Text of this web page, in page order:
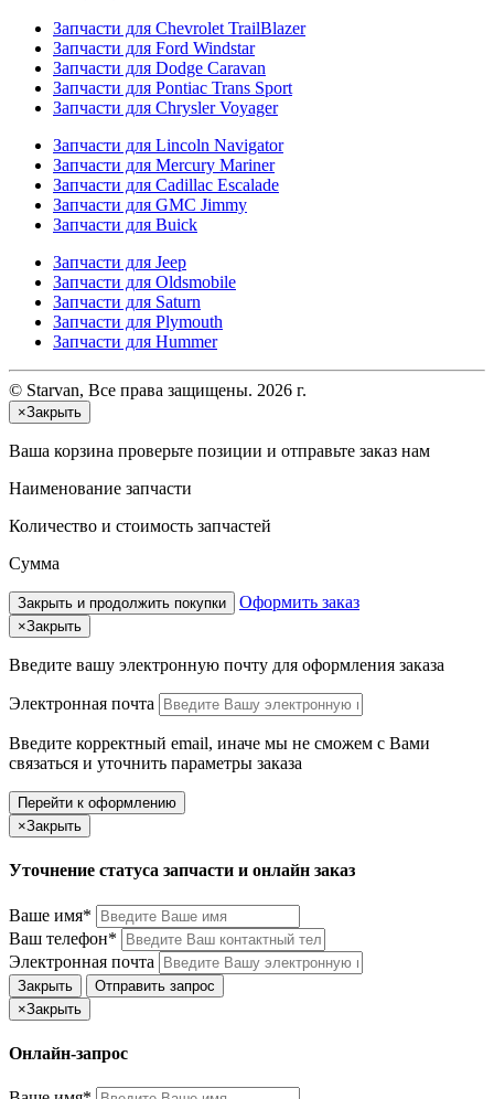
Запчасти для Chevrolet TrailBlazer
Запчасти для Ford Windstar
Запчасти для Dodge Caravan
Запчасти для Pontiac Trans Sport
Запчасти для Chrysler Voyager
Запчасти для Lincoln Navigator
Запчасти для Mercury Mariner
Запчасти для Cadillac Escalade
Запчасти для GMC Jimmy
Запчасти для Buick
Запчасти для Jeep
Запчасти для Oldsmobile
Запчасти для Saturn
Запчасти для Plymouth
Запчасти для Hummer
© Starvan, Все права защищены. 2026 г.
×Закрыть
Ваша корзина проверьте позиции и отправьте заказ нам
Наименование запчасти
Количество и стоимость запчастей
Сумма
Закрыть и продолжить покупки Оформить заказ
×Закрыть
Введите вашу электронную почту для оформления заказа
Электронная почта
Введите корректный email, иначе мы не сможем с Вами
связаться и уточнить параметры заказа
Перейти к оформлению
×Закрыть
Уточнение статуса запчасти и онлайн заказ
Ваше имя*
Ваш телефон*
Электронная почта
Закрыть
Отправить запрос
×Закрыть
Онлайн-запрос